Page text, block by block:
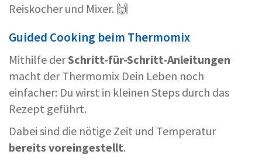
Reiskocher und Mixer. 🙌
Guided Cooking beim Thermomix
Mithilfe derSchritt-für-Schritt-Anleitungen
macht der Thermomix Dein Leben noch
einfacher: Du wirst in kleinen Steps durch das
Rezept geführt.
Dabei sind die nötige Zeit und Temperatur
bereits voreingestellt.